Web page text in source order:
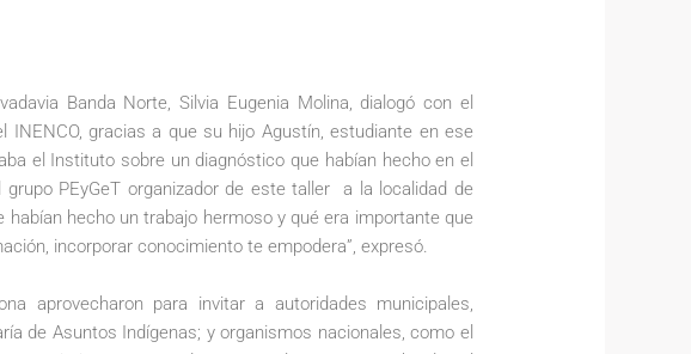
Banda Norte, Silvia Eugenia Molina, dialogó con el
gracias a que su hijo Agustín, estudiante en ese
el Instituto sobre un diagnóstico que habían hecho en el
PEyGeT organizador de este taller a la localidad de
hecho un trabajo hermoso y qué era importante que
incorporar conocimiento te empodera”, expresó.
aprovecharon para invitar a autoridades municipales,
de Asuntos Indígenas; y organismos nacionales, como el